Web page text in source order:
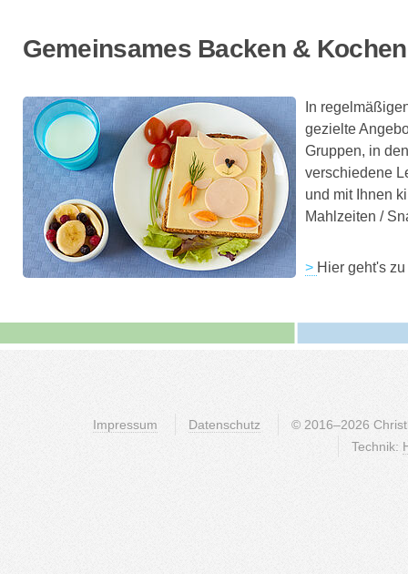
Gemeinsames Backen & Kochen
In
gezielte
Gruppen, in
verschiedene
und mit Ihnen
Mahlzeiten /
> Hier geht's
Impressum Datenschutz
© 2016–2026
Technik: